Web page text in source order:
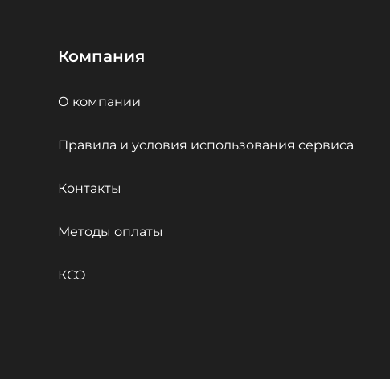
Компания
О компании
Правила и условия использования сервиса
Контакты
Методы оплаты
КСО